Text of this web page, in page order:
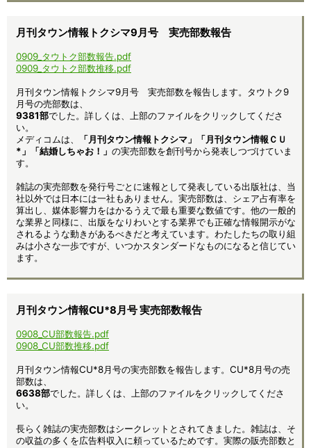
月刊タウン情報トクシマ9月号 実売部数報告
0909_タウトク部数報告.pdf
0909_タウトク部数推移.pdf
月刊タウン情報トクシマ9月号 実売部数を報告します。タウトク9
月号の売部数は、
9381部でした。詳しくは、上部のファイルをクリックしてくださ
い。
メディコムは、
「月刊タウン情報トクシマ」「月刊タウン情報ＣＵ
*」「結婚しちゃお！」 の実売部数を創刊号から発表しつづけていま
す。
雑誌の実売部数を発行号ごとに速報として発表している出版社は、当
社以外では日本には一社もありません。実売部数は、シェア占有率を
算出し、媒体影響力をはかるうえで最も重要な数値です。他の一般的
な業界と同様に、出版をなりわいとする業界でも正確な情報開示がな
されるような動きがあるべきだと考えています。わたしたちの取り組
みは小さな一歩ですが、いつかスタンダードなものになると信じてい
ます。
月刊タウン情報CU*8月号 実売部数報告
0908_CU部数報告.pdf
0908_CU部数推移.pdf
月刊タウン情報CU*8月号の実売部数を報告します。CU*8月号の売
部数は、
6638部でした。詳しくは、上部のファイルをクリックしてくださ
い。
長らく雑誌の実売部数はシークレットとされてきました。雑誌は、そ
の収益の多くを広告料収入に頼っているためです。実際の販売部数と